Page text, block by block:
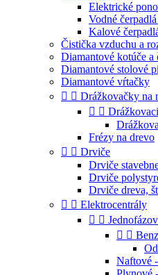
Elektrické
Vodné
Kalové
Čistička vzduchu a
Diamantové kotúče a
Diamantové stolové
Diamantové vŕtačky
  Drážkovačky na
 
Frézy na drevo
  Drviče
Drviče
Drviče
Drviče dreva,
  Elektrocentrály
 
 
Naftové